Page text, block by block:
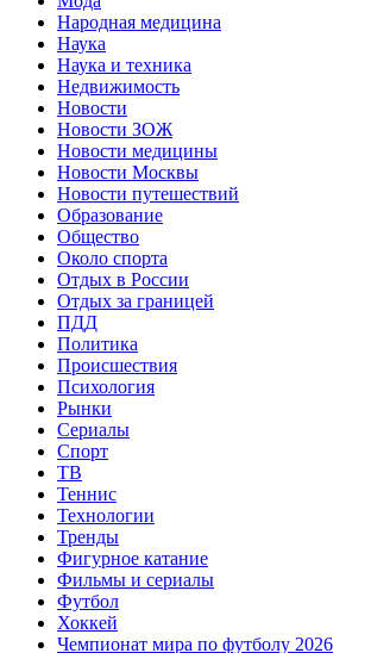
Народная медицина
Наука
Наука и техника
Недвижимость
Новости
Новости ЗОЖ
Новости медицины
Новости Москвы
Новости путешествий
Образование
Общество
Около спорта
Отдых в России
Отдых за границей
ПДД
Политика
Происшествия
Психология
Рынки
Сериалы
Спорт
ТВ
Теннис
Технологии
Тренды
Фигурное катание
Фильмы и сериалы
Футбол
Хоккей
Чемпионат мира по футболу 2026